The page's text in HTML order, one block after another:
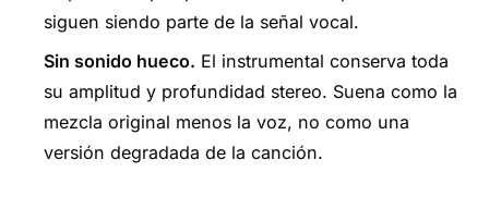
siguen siendo parte de la señal vocal.
Sin sonido hueco. El instrumental conserva toda
su amplitud y profundidad stereo. Suena como la
mezcla original menos la voz, no como una
versión degradada de la canción.